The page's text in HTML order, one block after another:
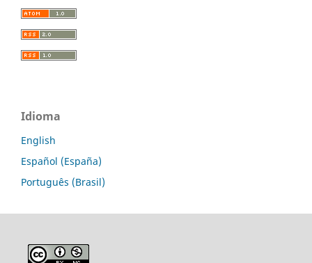
Idioma
English
Español (España)
Português (Brasil)